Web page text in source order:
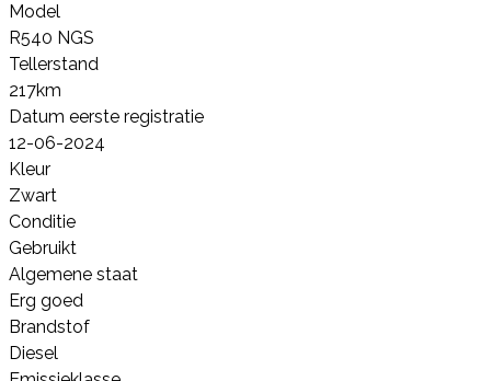
Model
R540 NGS
Tellerstand
217km
Datum eerste registratie
12-06-2024
Kleur
Zwart
Conditie
Gebruikt
Algemene staat
Erg goed
Brandstof
Diesel